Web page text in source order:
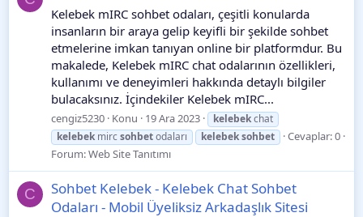
Kelebek mIRC sohbet odaları, çeşitli konularda
insanların bir araya gelip keyifli bir şekilde sohbet
etmelerine imkan tanıyan online bir platformdur. Bu
makalede, Kelebek mIRC chat odalarının özellikleri,
kullanımı ve deneyimleri hakkında detaylı bilgiler
bulacaksınız. İçindekiler Kelebek mIRC...
cengiz5230 Konu 19 Ara 2023 kelebekchat
kelebek mircsohbetodaları kelebeksohbet
Cevaplar: 0
Forum:Web Site Tanıtımı
C
Sohbet Kelebek - Kelebek Chat Sohbet
Odaları - Mobil Üyeliksiz Arkadaşlık Sitesi